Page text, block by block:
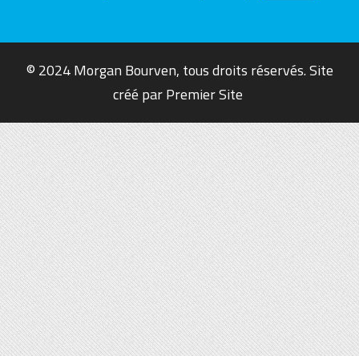
© 2024 Morgan Bourven, tous droits réservés. Site
créé parPremier Site